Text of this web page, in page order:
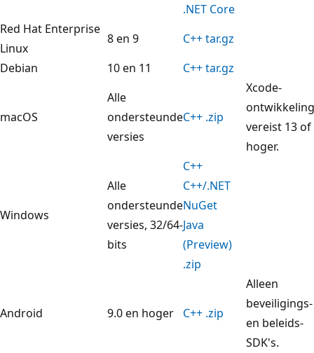
.NET Core
Red Hat Enterprise
Linux
8 en 9
C++ tar.gz
Debian
10 en 11 C++ tar.gz
macOS
Alle
ondersteunde
versies
C++ .zip
Xcode-
ontwikkeling
vereist 13 of
hoger.
Windows
Alle
ondersteunde
versies, 32/64-
bits
C++
C++/.NET
NuGet
Java
(Preview)
.zip
Android 9.0 en hoger C++ .zip
Alleen
beveiligings-
en beleids-
SDK's.